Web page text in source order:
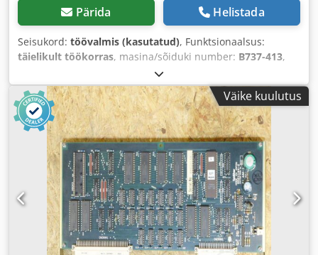
Pärida Helistada
Seisukord: töövalmis (kasutatud), Funktsionaalsus:
täielikult töökorras, masina/sõiduki number: B737-413,
Väike kuulutus